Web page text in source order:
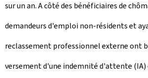
sur un an. A côté des bénéficiaires de
demandeurs d'emploi non-résidents et
reclassement professionnel externe ont
versement d'une indemnité d'attente (IA)